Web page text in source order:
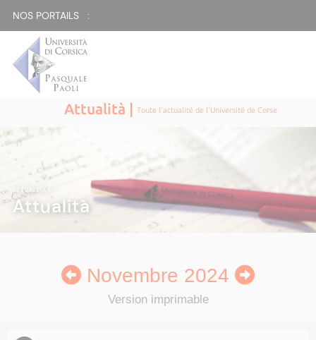
NOS PORTAILS :
Attualità |Toute l'actualité de l'Université de Corse
ATTUALITÀ
Attualità
Novembre 2024
Version imprimable